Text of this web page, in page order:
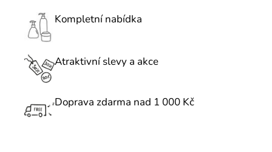
c
r
y
Kompletní nabídka
Atraktivní slevy a akce
Doprava zdarma nad 1 000 Kč